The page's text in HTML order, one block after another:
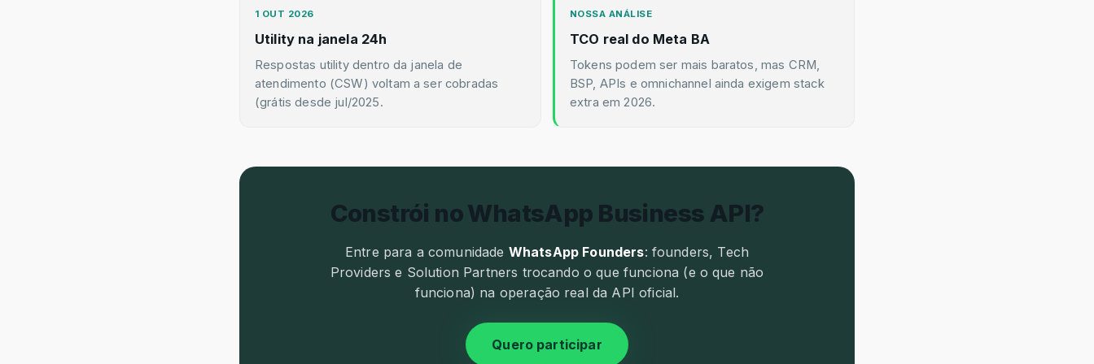
1 OUT 2026
Utility na janela 24h
Respostas utility dentro da janela de
atendimento (CSW) voltam a ser cobradas
(grátis desde jul/2025.
NOSSA ANÁLISE
TCO real do Meta BA
Tokens podem ser mais baratos, mas CRM,
BSP, APIs e omnichannel ainda exigem stack
extra em 2026.
Constrói no WhatsApp Business API?
Entre para a comunidade WhatsApp Founders: founders, Tech
Providers e Solution Partners trocando o que funciona (e o que não
funciona) na operação real da API oficial.
Quero participar